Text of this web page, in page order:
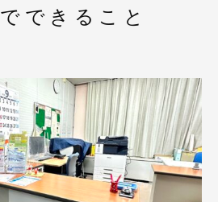
でできること